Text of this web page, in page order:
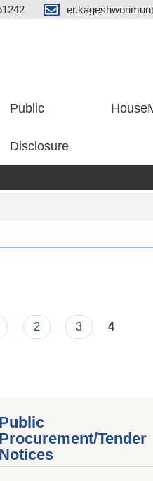
Public
Disclosure
2 3 4
Public
Procurement/Tender
Notices